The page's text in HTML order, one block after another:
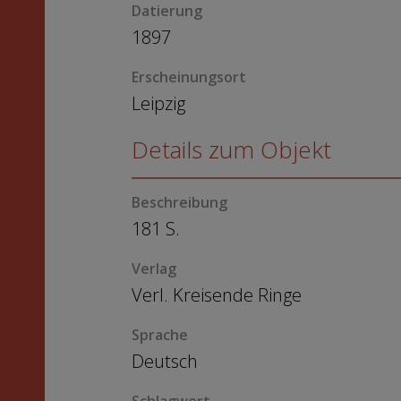
Datierung
1897
Erscheinungsort
Leipzig
Details zum Objekt
Beschreibung
181 S.
Verlag
Verl. Kreisende Ringe
Sprache
Deutsch